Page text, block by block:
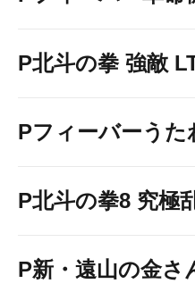
P北斗の拳 強敵
Pフィーバーう
P北斗の拳8 究極
P新・遠山の金さ